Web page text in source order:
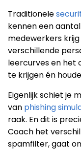
Traditionele
kennen een
medewerkers
verschillende
leercurves en
te krijgen én
Eigenlijk schiet je
van phishing
raak. En dit is
Coach het
spamfilter, gaat